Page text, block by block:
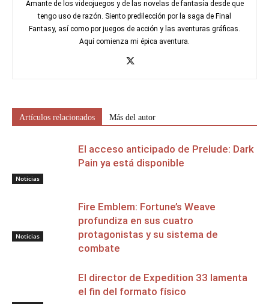
Amante de los videojuegos y de las novelas de fantasía desde que
tengo uso de razón. Siento predilección por la saga de Final
Fantasy, así como por juegos de acción y las aventuras gráficas.
Aquí comienza mi épica aventura.
Artículos relacionados Más del autor
Noticias
El acceso anticipado de Prelude: Dark
Pain ya está disponible
Noticias
Fire Emblem: Fortune’s Weave
profundiza en sus cuatro
protagonistas y su sistema de
combate
El director de Expedition 33 lamenta
el fin del formato físico